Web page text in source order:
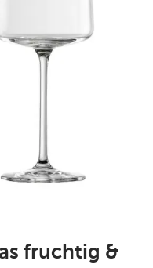
fruchtig &